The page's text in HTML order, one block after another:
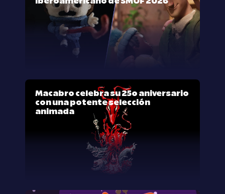
Macabro celebra su 25º aniversario
con una potente selección
animada